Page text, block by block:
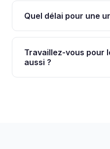
main. Nous
Quel délai pour une
Pour une urgence fuite,
24h. En attendant,
robinet général.
Travaillez-vous pour
aussi ?